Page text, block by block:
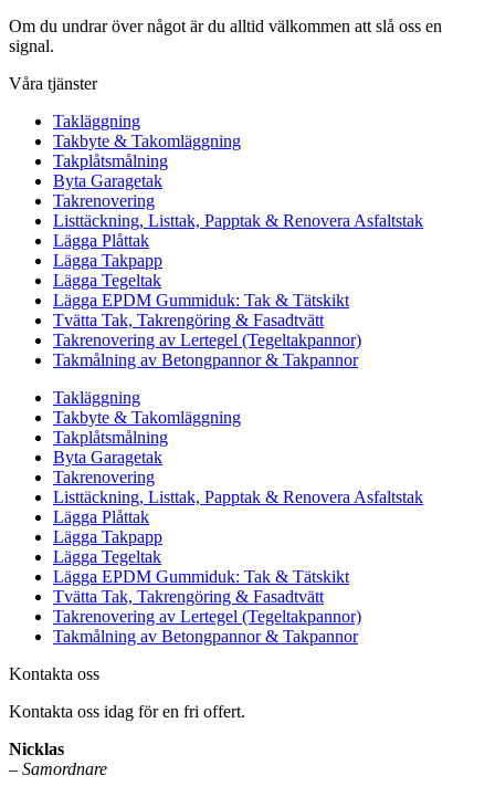
Om du undrar över något är du alltid välkommen att slå oss en
signal.
Våra tjänster
Takläggning
Takbyte & Takomläggning
Takplåtsmålning
Byta Garagetak
Takrenovering
Listtäckning, Listtak, Papptak & Renovera Asfaltstak
Lägga Plåttak
Lägga Takpapp
Lägga Tegeltak
Lägga EPDM Gummiduk: Tak & Tätskikt
Tvätta Tak, Takrengöring & Fasadtvätt
Takrenovering av Lertegel (Tegeltakpannor)
Takmålning av Betongpannor & Takpannor
Takläggning
Takbyte & Takomläggning
Takplåtsmålning
Byta Garagetak
Takrenovering
Listtäckning, Listtak, Papptak & Renovera Asfaltstak
Lägga Plåttak
Lägga Takpapp
Lägga Tegeltak
Lägga EPDM Gummiduk: Tak & Tätskikt
Tvätta Tak, Takrengöring & Fasadtvätt
Takrenovering av Lertegel (Tegeltakpannor)
Takmålning av Betongpannor & Takpannor
Kontakta oss
Kontakta oss idag för en fri offert.
Nicklas
– Samordnare